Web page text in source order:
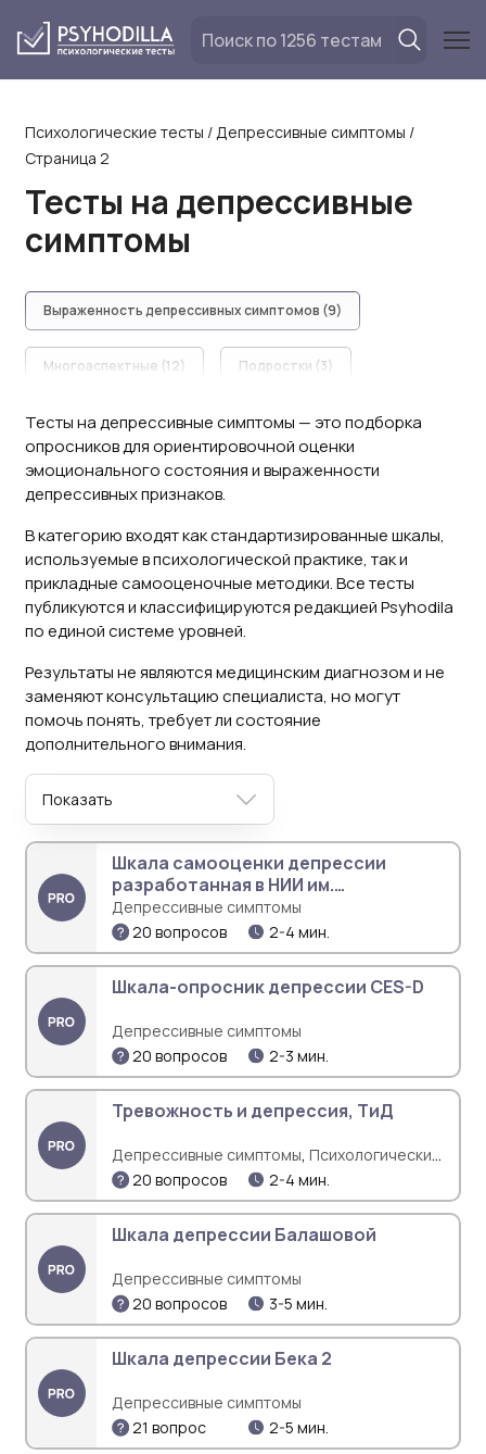
Психологические тесты /Депрессивные симптомы /
Страница 2
Тесты на депрессивные
симптомы
Выраженность депрессивных симптомов (9)
Многоаспектные (12) Подростки (3)
Стандартизированные клинические шкалы (12)
Тесты на депрессивные симптомы — это подборка
опросников для ориентировочной оценки
эмоционального состояния и выраженности
депрессивных признаков.
В категорию входят как стандартизированные шкалы,
используемые в психологической практике, так и
прикладные самооценочные методики. Все тесты
публикуются и классифицируются редакцией Psyhodila
по единой системе уровней.
Результаты не являются медицинским диагнозом и не
заменяют консультацию специалиста, но могут
помочь понять, требует ли состояние
дополнительного внимания.
Показать
Шкала самооценки депрессии
разработанная в НИИ им.
Бехтерева
Депрессивные симптомы
20 вопросов
2-4 мин.
Шкала-опросник депрессии CES-D
Депрессивные симптомы
20 вопросов
2-3 мин.
Тревожность и депрессия, ТиД
Депрессивные симптомы, Психологические
проблемы,Тревожность
20 вопросов 2-4 мин.
Шкала депрессии Балашовой
Депрессивные симптомы
20 вопросов
3-5 мин.
Шкала депрессии Бека 2
Депрессивные симптомы
21 вопрос
2-5 мин.